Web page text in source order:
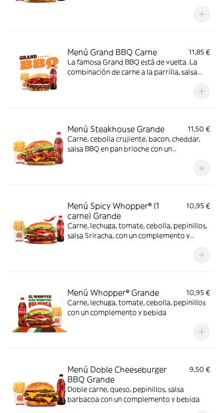
Menú Grand BBQ Carne
11,85 €
La famosa Grand BBQ está de vuelta. La
combinación de carne a la parrilla, salsa
Menú Steakhouse Grande
11,50 €
Carne, cebolla crujiente, bacon, cheddar,
salsa BBQ en pan brioche con un
Menú Spicy Whopper® (1
carne) Grande
10,95 €
Carne, lechuga, tomate, cebolla, pepinillos,
salsa Sriracha, con un complemento y
Menú Whopper® Grande
10,95 €
Carne, lechuga, tomate, cebolla, pepinillos
con un complemento y bebida
Menú Doble Cheeseburger
BBQ Grande
9,50 €
Doble carne, queso, pepinillos, salsa
barbacoa con un complemento y bebida